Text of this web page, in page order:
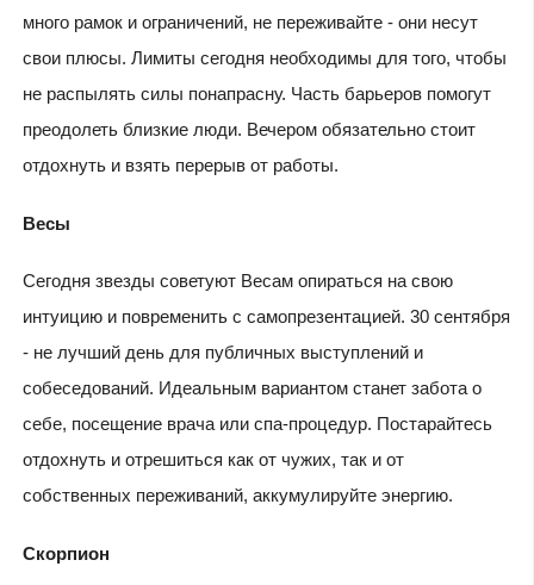
много рамок и ограничений, не переживайте - они несут
свои плюсы. Лимиты сегодня необходимы для того, чтобы
не распылять силы понапрасну. Часть барьеров помогут
преодолеть близкие люди. Вечером обязательно стоит
отдохнуть и взять перерыв от работы.
Весы
Сегодня звезды советуют Весам опираться на свою
интуицию и повременить с самопрезентацией. 30 сентября
- не лучший день для публичных выступлений и
собеседований. Идеальным вариантом станет забота о
себе, посещение врача или спа-процедур. Постарайтесь
отдохнуть и отрешиться как от чужих, так и от
собственных переживаний, аккумулируйте энергию.
Скорпион